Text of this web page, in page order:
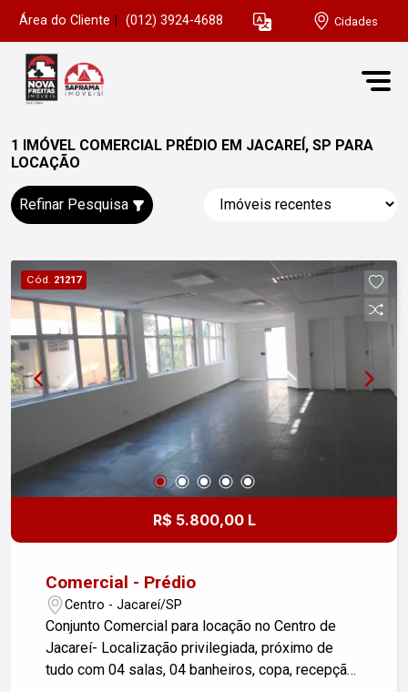
Área do Cliente (012) 3924-4688 Cidades
1 IMÓVEL COMERCIAL PRÉDIO EM JACAREÍ, SP PARA
LOCAÇÃO
Refinar Pesquisa
Cód. 21217
R$ 5.800,00 L
Comercial - Prédio
Centro - Jacareí/SP
Conjunto Comercial para locação no Centro de
Jacareí- Localização privilegiada, próximo de
tudo com 04 salas, 04 banheiros, copa, recepção,